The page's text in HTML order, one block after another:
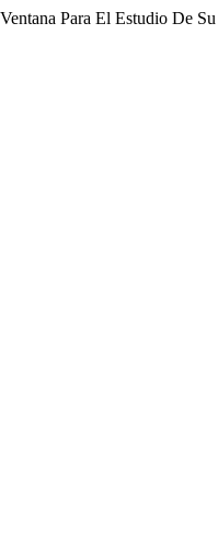
Para El Estudio De